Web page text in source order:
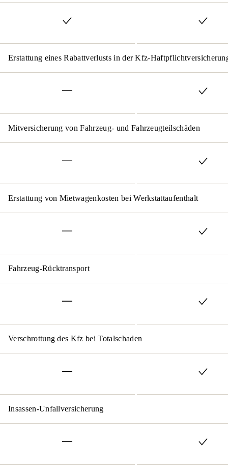
Erstattung eines Rabattverlusts in der Kfz-
Mitversicherung von Fahrzeug- und Fahrzeugteilschäden
Erstattung von Mietwagenkosten bei Werkstattaufenthalt
Fahrzeug-Rücktransport
Verschrottung des Kfz bei Totalschaden
Insassen-Unfallversicherung